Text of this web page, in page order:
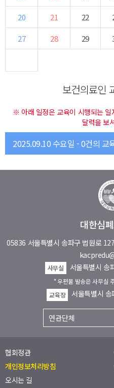
20
21 22
27
28 29
보건의료인
※ 아래 일정은 교육이 시행되는 일
달력을 보
2025.09.10 수요일 - 0건의 교
대한심
05836 서울특별시 송파구 법원로
사무실 서울특별시 송
* 우편물 발송은 사무실
교육장
서울특별시
협회정관
개인정보처리방침
오시는 길